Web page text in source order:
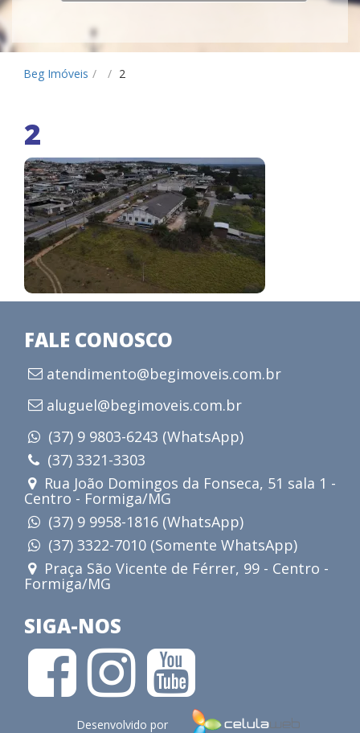
Beg Imóveis / / 2
2
FALE CONOSCO
atendimento@begimoveis.com.br
aluguel@begimoveis.com.br
(37) 9 9803-6243 (WhatsApp)
(37) 3321-3303
Rua João Domingos da Fonseca, 51 sala 1 -
Centro - Formiga/MG
(37) 9 9958-1816 (WhatsApp)
(37) 3322-7010 (Somente WhatsApp)
Praça São Vicente de Férrer, 99 - Centro -
Formiga/MG
SIGA-NOS
Desenvolvido por